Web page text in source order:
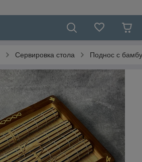
Сервировка стола Поднос с